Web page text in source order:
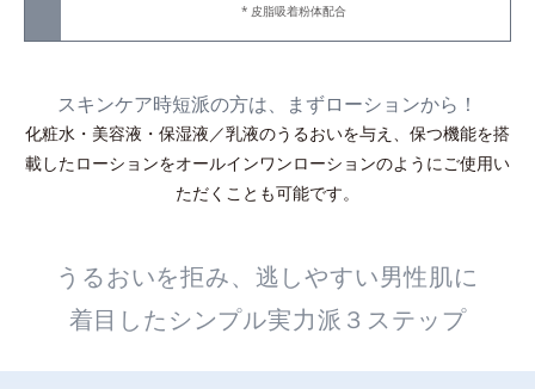
皮脂吸着粉体配合
スキンケア時短派の方は、まずローションから！
化粧水・美容液・保湿液／乳液のうるおいを与え、保つ機能を搭
載したローションをオールインワンローションのようにご使用い
ただくことも可能です。
うるおいを拒み、逃しやすい男性肌に
着目したシンプル実力派３ステップ